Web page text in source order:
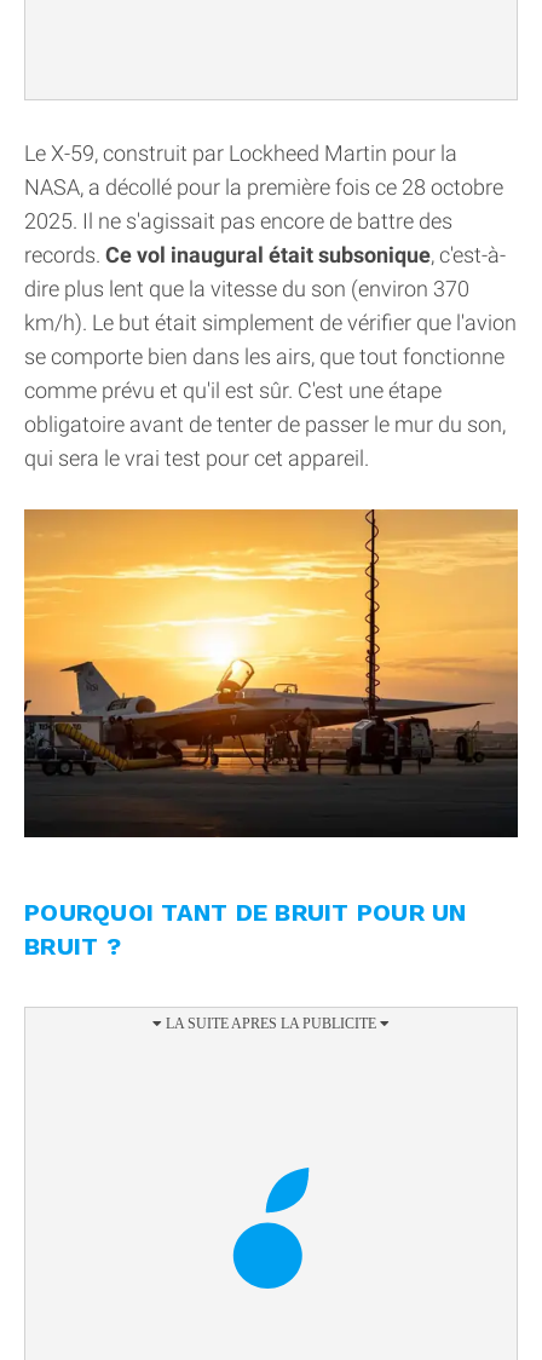
Le X-59, construit par Lockheed Martin pour la
NASA, a décollé pour la première fois ce 28 octobre
2025. Il ne s'agissait pas encore de battre des
records. Ce vol inaugural était subsonique, c'est-à-
dire plus lent que la vitesse du son (environ 370
km/h). Le but était simplement de vérifier que l'avion
se comporte bien dans les airs, que tout fonctionne
comme prévu et qu'il est sûr. C'est une étape
obligatoire avant de tenter de passer le mur du son,
qui sera le vrai test pour cet appareil.
POURQUOI TANT DE BRUIT POUR UN
BRUIT ?